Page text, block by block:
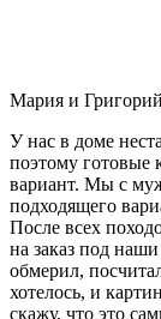
Мария и
У нас в доме
поэтому готовые
вариант. Мы с
подходящего
После всех
на заказ под
обмерил,
хотелось, и
скажу, что это